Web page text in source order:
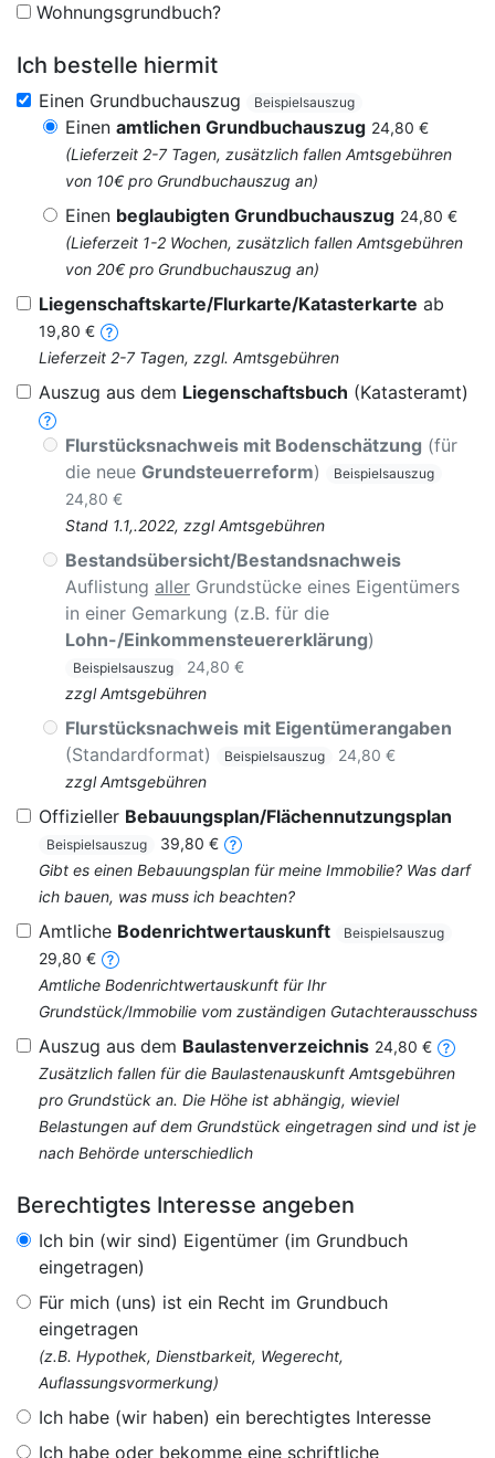
Wohnungsgrundbuch?
Ich bestelle hiermit
Einen Grundbuchauszug Beispielsauszug
Einen amtlichen Grundbuchauszug 24,80 €
(Lieferzeit 2-7 Tagen, zusätzlich fallen Amtsgebühren
von 10€ pro Grundbuchauszug an)
Einen beglaubigten Grundbuchauszug 24,80 €
(Lieferzeit 1-2 Wochen, zusätzlich fallen Amtsgebühren
von 20€ pro Grundbuchauszug an)
Liegenschaftskarte/Flurkarte/Katasterkarte ab
19,80 €
Lieferzeit 2-7 Tagen, zzgl. Amtsgebühren
Auszug aus dem Liegenschaftsbuch (Katasteramt)
Flurstücksnachweis mit Bodenschätzung (für
die neue Grundsteuerreform) Beispielsauszug
24,80 €
Stand 1.1,.2022, zzgl Amtsgebühren
Bestandsübersicht/Bestandsnachweis
Auflistung aller Grundstücke eines Eigentümers
in einer Gemarkung (z.B. für die
Lohn-/Einkommensteuererklärung)
Beispielsauszug
24,80 €
zzgl Amtsgebühren
Flurstücksnachweis mit Eigentümerangaben
(Standardformat)
Beispielsauszug
24,80 €
zzgl Amtsgebühren
Offizieller Bebauungsplan/Flächennutzungsplan
Beispielsauszug
39,80 €
Gibt es einen Bebauungsplan für meine Immobilie? Was darf
ich bauen, was muss ich beachten?
Amtliche Bodenrichtwertauskunft Beispielsauszug
29,80 €
Amtliche Bodenrichtwertauskunft für Ihr
Grundstück/Immobilie vom zuständigen Gutachterausschuss
Auszug aus dem Baulastenverzeichnis 24,80 €
Zusätzlich fallen für die Baulastenauskunft Amtsgebühren
pro Grundstück an. Die Höhe ist abhängig, wieviel
Belastungen auf dem Grundstück eingetragen sind und ist je
nach Behörde unterschiedlich
Berechtigtes Interesse angeben
Ich bin (wir sind) Eigentümer (im Grundbuch
eingetragen)
Für mich (uns) ist ein Recht im Grundbuch
eingetragen
(z.B. Hypothek, Dienstbarkeit, Wegerecht,
Auflassungsvormerkung)
Ich habe (wir haben) ein berechtigtes Interesse
Ich habe oder bekomme eine schriftliche